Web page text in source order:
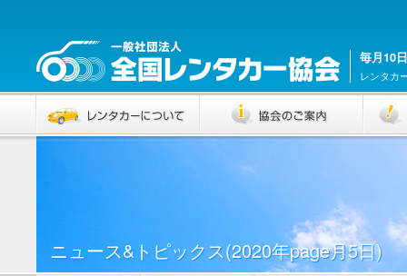
毎月10
レンタカ
ニュース&トピックス(2020年page月5日)